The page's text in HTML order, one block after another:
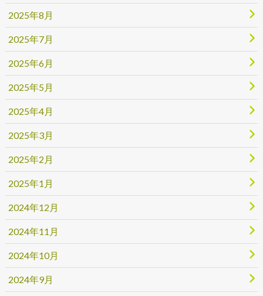
2025年8月
2025年7月
2025年6月
2025年5月
2025年4月
2025年3月
2025年2月
2025年1月
2024年12月
2024年11月
2024年10月
2024年9月